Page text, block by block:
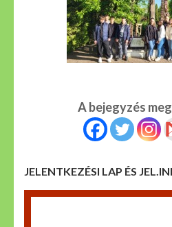
A bejegyzés
JELENTKEZÉSI LAP ÉS